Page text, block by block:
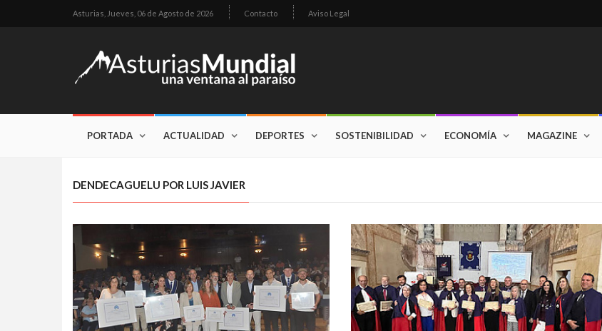
Asturias, Jueves, 06 de Agosto de 2026 Contacto Aviso Legal
PORTADA ACTUALIDAD DEPORTES SOSTENIBILIDAD ECONOMÍA MAGAZINE
DENDECAGUELU POR LUIS JAVIER